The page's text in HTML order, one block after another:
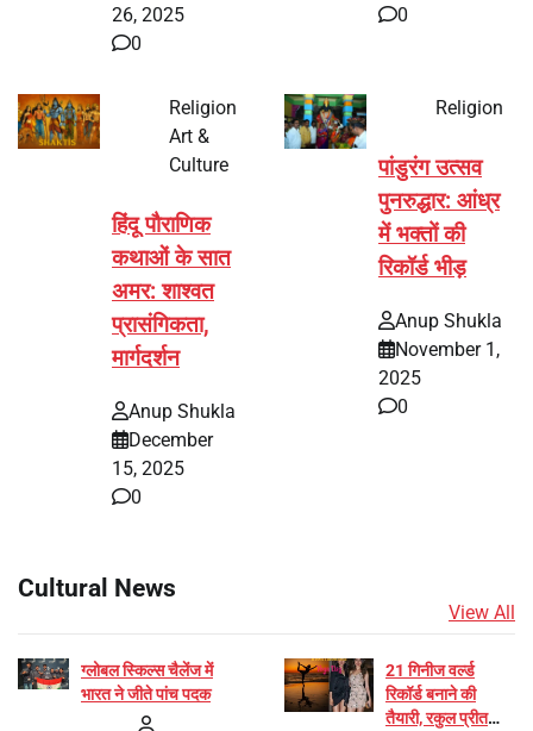
26, 2025
0
0
Religion
Art &
Culture
हिंदू पौराणिक
कथाओं के सात
अमर: शाश्वत
प्रासंगिकता,
मार्गदर्शन
Anup Shukla
December
15, 2025
0
Religion
पांडुरंग उत्सव
पुनरुद्धार: आंध्र
में भक्तों की
रिकॉर्ड भीड़
Anup Shukla
November 1,
2025
0
Cultural News
View All
ग्लोबल स्किल्स चैलेंज में
भारत ने जीते पांच पदक
21 गिनीज वर्ल्ड
रिकॉर्ड बनाने की
तैयारी, रकुल प्रीत